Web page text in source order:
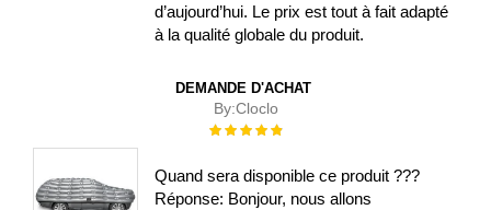
d’aujourd’hui. Le prix est tout à fait adapté
à la qualité globale du produit.
DEMANDE D'ACHAT
By:Cloclo
Évaluation :
Quand sera disponible ce produit ???
Réponse: Bonjour, nous allons